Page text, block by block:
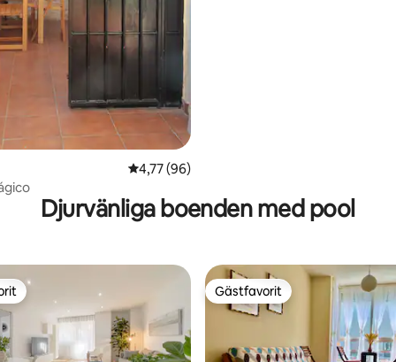
4,77 av 5 i genomsnittligt betyg, 96
4,77 (96)
Djurvänliga boenden med pool
Gästfavorit
Gästfavorit